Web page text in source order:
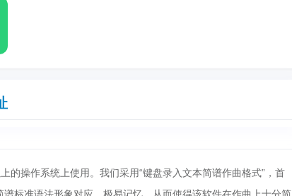
操作系统上使用。我们采用“键盘录入文本简谱作曲格式”，首